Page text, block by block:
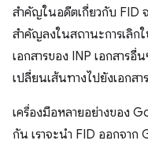
สำคัญในอดีตเกี่ยวกับ FID
สำคัญลงในสถานะการเลิก
เอกสารของ INP เอกสาร
เปลี่ยนเส้นทางไปยังเอกสา
เครื่องมือหลายอย่างของ
กัน เราจะนํา FID ออกจา